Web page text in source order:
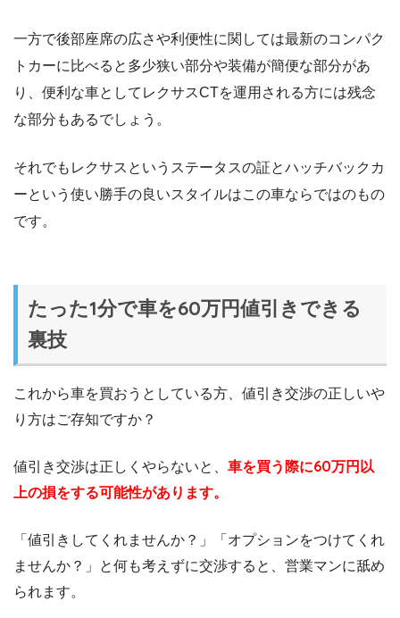
一方で後部座席の広さや利便性に関しては最新のコンパク
トカーに比べると多少狭い部分や装備が簡便な部分があ
り、便利な車としてレクサスCTを運用される方には残念
な部分もあるでしょう。
それでもレクサスというステータスの証とハッチバックカ
ーという使い勝手の良いスタイルはこの車ならではのもの
です。
たった1分で車を60万円値引きできる
裏技
これから車を買おうとしている方、値引き交渉の正しいや
り方はご存知ですか？
値引き交渉は正しくやらないと、 車を買う際に60万円以
上の損をする可能性があります。
「値引きしてくれませんか？」「オプションをつけてくれ
ませんか？」と何も考えずに交渉すると、営業マンに舐め
られます。